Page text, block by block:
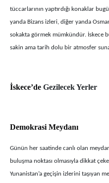
tüccarlarının yaptırdığı konaklar
yanda Bizans izleri, diğer yanda
sokakta görmek mümkündür. İskece
sakin ama tarih dolu bir atmosfer
İskece’de Gezilecek Yerler
Demokrasi Meydanı
Günün her saatinde canlı olan
buluşma noktası olmasıyla dikkat
Yunanistan’a geçişin izlerini taşıyan